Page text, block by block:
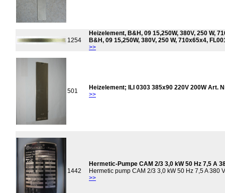
1254
Heizelement, B&H, 09 15,250W, 380V, 250 W,
B&H, 09 15,250W, 380V, 250 W, 710x65x4,
>>
501
Heizelement; ILI 0303 385x90 220V 200W Art.
>>
1442
Hermetic-Pumpe CAM 2/3 3,0 kW 50 Hz 7,5 A
Hermetic pump CAM 2/3 3,0 kW 50 Hz 7,5 A 380 V
>>